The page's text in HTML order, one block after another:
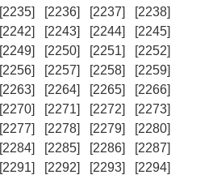
[2235] [2236] [2237]
[2238]
[2242] [2243] [2244]
[2245]
[2249] [2250] [2251]
[2252]
[2256] [2257] [2258]
[2259]
[2263] [2264] [2265]
[2266]
[2270] [2271] [2272]
[2273]
[2277] [2278] [2279]
[2280]
[2284] [2285] [2286]
[2287]
[2291] [2292] [2293]
[2294]